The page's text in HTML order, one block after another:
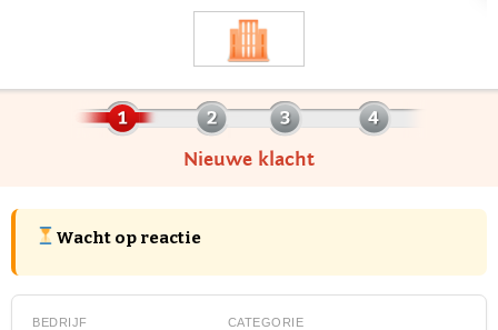
Nieuwe klacht
Wacht op reactie
BEDRIJF CATEGORIE